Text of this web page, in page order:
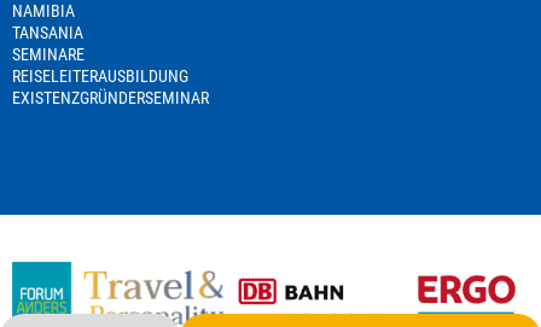
NAMIBIA
TANSANIA
SEMINARE
REISELEITERAUSBILDUNG
EXISTENZGRÜNDERSEMINAR